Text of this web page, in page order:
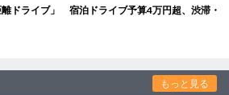
ドライブ」 宿泊ドライブ予算4万円超、渋滞・
もっと見る